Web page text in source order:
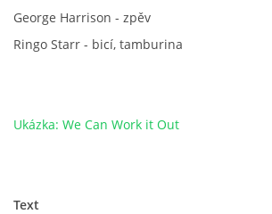
NÁSTROJE - ZESILOVAČE/KOMBA
OBLEČENÍ
George Harrison - zpěv
Ringo Starr - bicí, tamburina
Ukázka: We Can Work it Out
Text